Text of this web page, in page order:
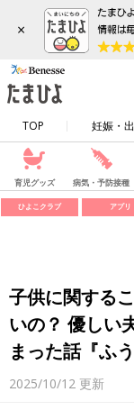
×
TOP 妊娠・
育児グッズ 病気・予防接種
ひよこクラブ アプリ
子供に関する
いの？ 優しい
まった話『ふ
2025/10/12 更新